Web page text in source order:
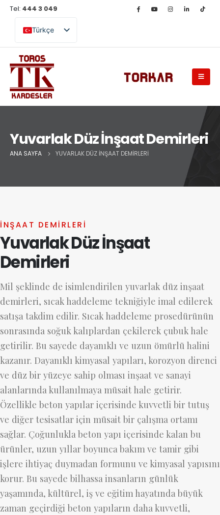
Tel: 444 3 049
Türkçe
English (UK)
Yuvarlak Düz İnşaat Demirleri
ANA SAYFA YUVARLAK DÜZ İNŞAAT DEMIRLERI
İNŞAAT DEMIRLERI
Yuvarlak Düz İnşaat
Demirleri
Mil şeklinde de isimlendirilen yuvarlak düz inşaat
demirleri, sıcak haddeleme tekniğiyle imal edilerek
satışa takdim edilir. Sıcak haddeleme prosedürünün
sonrasında soğuk kalıplardan çekilerek çubuk hale
getirilir. Bu sayede dayanıklı ve uzun ömürlü halini
kazanır. Dayanıklı kimyasal yapıları, korozyon direnci
ve düz bir yüzeye sahip olması inşaat ve sanayi
alanlarında kullanılmaya müsait hale getirir.
Özellikle beton yapılar içerisinde kuvvetli bir tutuş
ve diğer tesisatlar için müsait bir çalışma ortamı
sağlar. Çoğunlukla beton yapı içerisinde kalan bu
ürünler, uzun yıllar boyunca bakım ve tamir gibi
işlere ihtiyaç duymadan formunu ve kimyasal yapısını
korur. Bu sayede bilhassa insanların günlük
yaşamında, kültürel, iş ve eğitim hayatında büyük
zaman geçirdiği beton yapıların daha kuvvetli,